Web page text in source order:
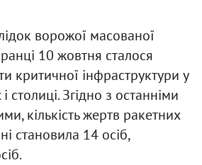
ворожої масованої
10 жовтня сталося
критичної інфраструктури у
столиці. Згідно з останніми
кількість жертв ракетних
становила 14 осіб,